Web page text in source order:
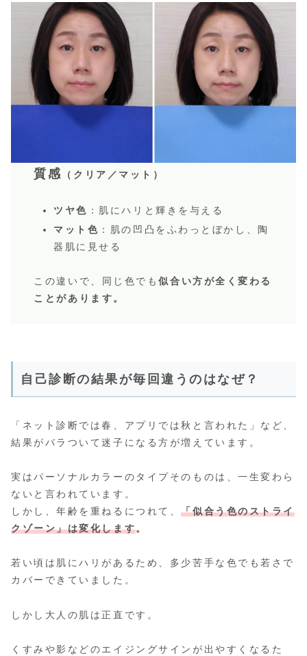
質感 （クリア／マット）
ツヤ色 ：肌にハリと輝きを与える
マット色 ：肌の凹凸をふわっとぼかし、陶
器肌に見せる
この違いで、同じ色でも似合い方が全く変わる
ことがあります。
自己診断の結果が毎回違うのはなぜ？
「ネット診断では春、アプリでは秋と言われた」など、
結果がバラついて迷子になる方が増えています。
実はパーソナルカラーのタイプそのものは、一生変わら
ないと言われています。
しかし、年齢を重ねるにつれて、「似合う色のストライ
クゾーン」は変化します。
若い頃は肌にハリがあるため、多少苦手な色でも若さで
カバーできていました。
しかし大人の肌は正直です。
くすみや影などのエイジングサインが出やすくなるた